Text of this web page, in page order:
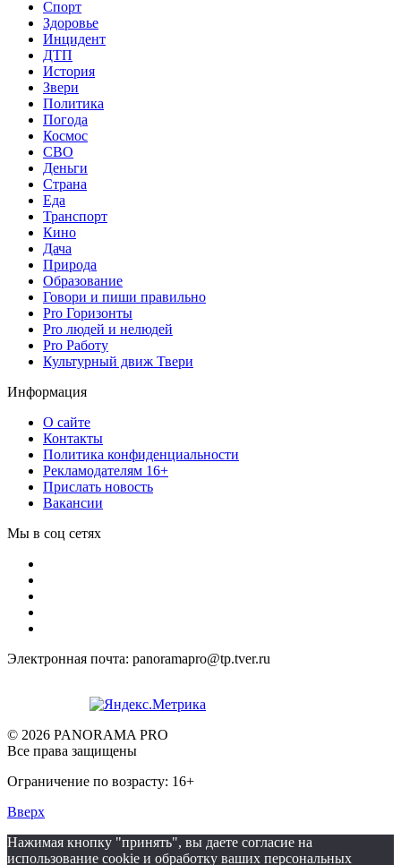
Спорт
Здоровье
Инцидент
ДТП
История
Звери
Политика
Погода
Космос
СВО
Деньги
Страна
Еда
Транспорт
Кино
Дача
Природа
Образование
Говори и пиши правильно
Pro Горизонты
Pro людей и нелюдей
Pro Работу
Культурный движ Твери
Информация
О сайте
Контакты
Политика конфиденциальности
Рекламодателям 16+
Прислать новость
Вакансии
Мы в соц сетях
Электронная почта: panoramapro@tp.tver.ru
© 2026 PANORAMA PRO
Все права защищены
Ограничение по возрасту: 16+
Вверх
Нажимая кнопку "принять", вы даете согласие на
использование cookie и обработку ваших персональных